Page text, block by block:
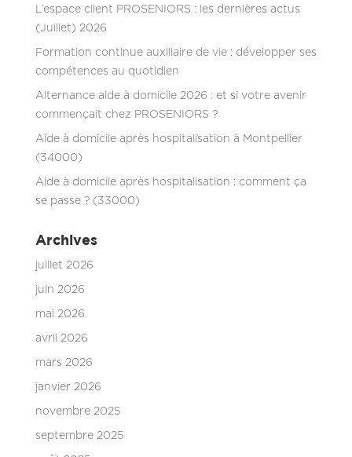
L’espace client PROSENIORS : les dernières actus
(Juillet) 2026
Formation continue auxiliaire de vie : développer ses
compétences au quotidien
Alternance aide à domicile 2026 : et si votre avenir
commençait chez PROSENIORS ?
Aide à domicile après hospitalisation à Montpellier
(34000)
Aide à domicile après hospitalisation : comment ça
se passe ? (33000)
Archives
juillet 2026
juin 2026
mai 2026
avril 2026
mars 2026
janvier 2026
novembre 2025
septembre 2025